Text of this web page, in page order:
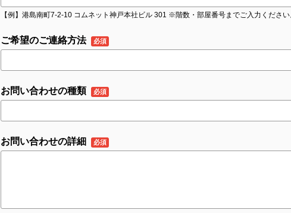
【例】港島南町7-2-10 コムネット神戸本社ビル 301 ※階数・部屋番号までご入力くださ
ご希望のご連絡方法
お問い合わせの種類
お問い合わせの詳細